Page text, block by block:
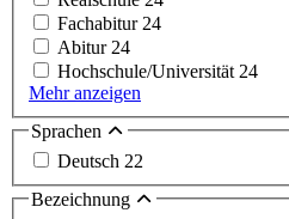
Fachabitur 24
Abitur 24
Hochschule/Universität 24
Mehr anzeigen
Sprachen
Deutsch 22
Bezeichnung